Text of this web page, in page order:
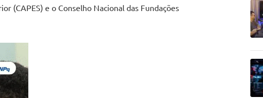
(CAPES) e o Conselho Nacional das Fundações